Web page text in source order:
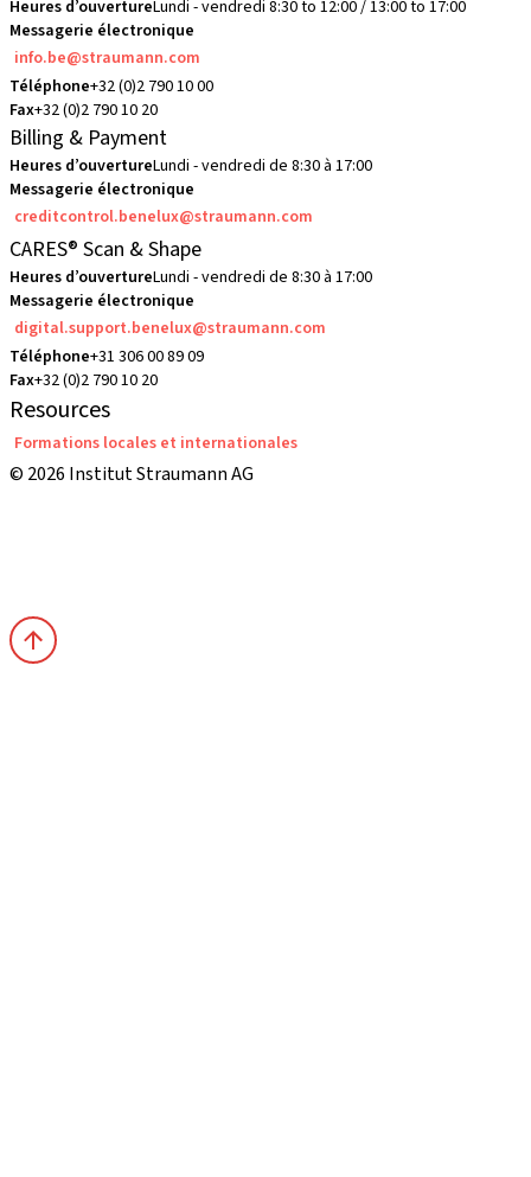
Heures d’ouvertureLundi - vendredi 8:30 to 12:00 / 13:00 to 17:00
Messagerie électronique
info.be@straumann.com
Téléphone+32 (0)2 790 10 00
Fax+32 (0)2 790 10 20
Billing & Payment
Heures d’ouvertureLundi - vendredi de 8:30 à 17:00
Messagerie électronique
creditcontrol.benelux@straumann.com
CARES® Scan & Shape
Heures d’ouvertureLundi - vendredi de 8:30 à 17:00
Messagerie électronique
digital.support.benelux@straumann.com
Téléphone+31 306 00 89 09
Fax+32 (0)2 790 10 20
Resources
Formations locales et internationales
© 2026 Institut Straumann AG